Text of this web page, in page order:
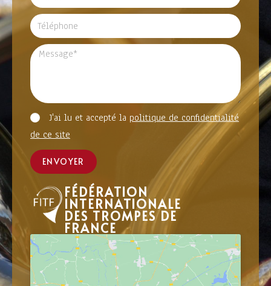
J'ai lu et accepté la politique de confidentialité
de ce site
ENVOYER
FÉDÉRATION
INTERNATIONALE
DES TROMPES DE
FRANCE